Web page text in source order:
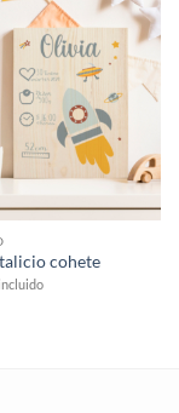
cohete